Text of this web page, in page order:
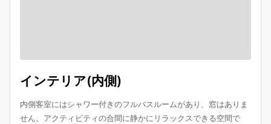
インテリア(内側)
内側客室にはシャワー付きのフルバスルームがあり、窓はありま
せん。アクティビティの合間に静かにリラックスできる空間で